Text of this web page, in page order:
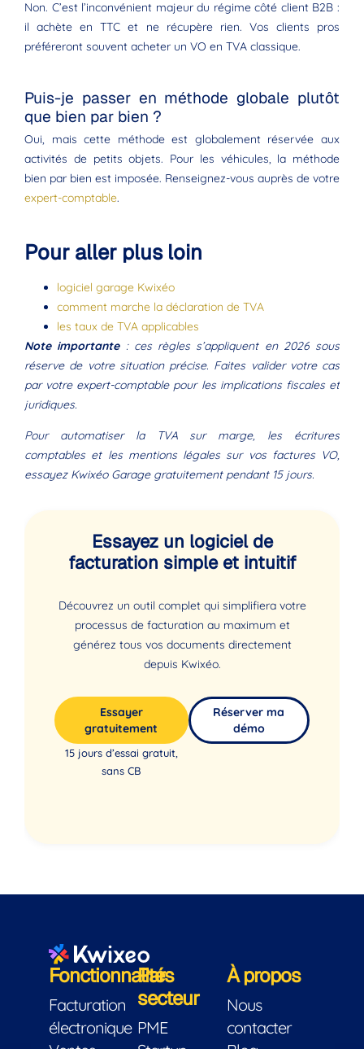
Non. C’est l’inconvénient majeur du régime côté client B2B :
il achète en TTC et ne récupère rien. Vos clients pros
préféreront souvent acheter un VO en TVA classique.
Puis-je passer en méthode globale plutôt
que bien par bien ?
Oui, mais cette méthode est globalement réservée aux
activités de petits objets. Pour les véhicules, la méthode
bien par bien est imposée. Renseignez-vous auprès de votre
expert-comptable.
Pour aller plus loin
logiciel garage Kwixéo
comment marche la déclaration de TVA
les taux de TVA applicables
Note importante: ces règles s’appliquent en 2026 sous
réserve de votre situation précise. Faites valider votre cas
par votre expert-comptable pour les implications fiscales et
juridiques.
Pour automatiser la TVA sur marge, les écritures
comptables et les mentions légales sur vos factures VO,
essayez Kwixéo Garage gratuitement pendant 15 jours.
Essayez un logiciel de
facturation simple et intuitif
Découvrez un outil complet qui simplifiera votre
processus de facturation au maximum et
générez tous vos documents directement
depuis Kwixéo.
Essayer
gratuitement
15 jours d’essai gratuit,
sans CB
Réserver ma
démo
Fonctionnalités
Facturation
électronique
Par
secteur
PME
À propos
Nous
contacter